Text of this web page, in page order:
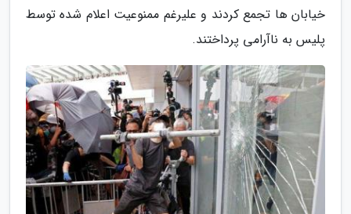
خیابان ها تجمع کردند و علیرغم ممنوعیت اعلام شده توسط
پلیس به ناآرامی پرداختند.